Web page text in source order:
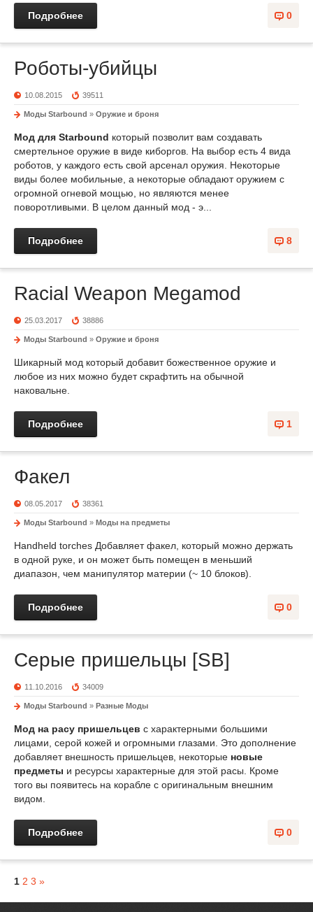
0
Подробнее
Роботы-убийцы
10.08.2015 39511
Моды Starbound » Оружие и броня
Мод для Starbound который позволит вам создавать
смертельное оружие в виде киборгов. На выбор есть 4 вида
роботов, у каждого есть свой арсенал оружия. Некоторые
виды более мобильные, а некоторые обладают оружием с
огромной огневой мощью, но являются менее
поворотливыми. В целом данный мод - э...
8
Подробнее
Racial Weapon Megamod
25.03.2017 38886
Моды Starbound » Оружие и броня
Шикарный мод который добавит божественное оружие и
любое из них можно будет скрафтить на обычной
наковальне.
1
Подробнее
Факел
08.05.2017 38361
Моды Starbound » Моды на предметы
Handheld torches Добавляет факел, который можно держать
в одной руке, и он может быть помещен в меньший
диапазон, чем манипулятор материи (~ 10 блоков).
0
Подробнее
Серые пришельцы [SB]
11.10.2016 34009
Моды Starbound » Разные Моды
Мод на расу пришельцев с характерными большими
лицами, серой кожей и огромными глазами. Это дополнение
добавляет внешность пришельцев, некоторые новые
предметы и ресурсы характерные для этой расы. Кроме
того вы появитесь на корабле с оригинальным внешним
видом.
0
Подробнее
1 2 3 »